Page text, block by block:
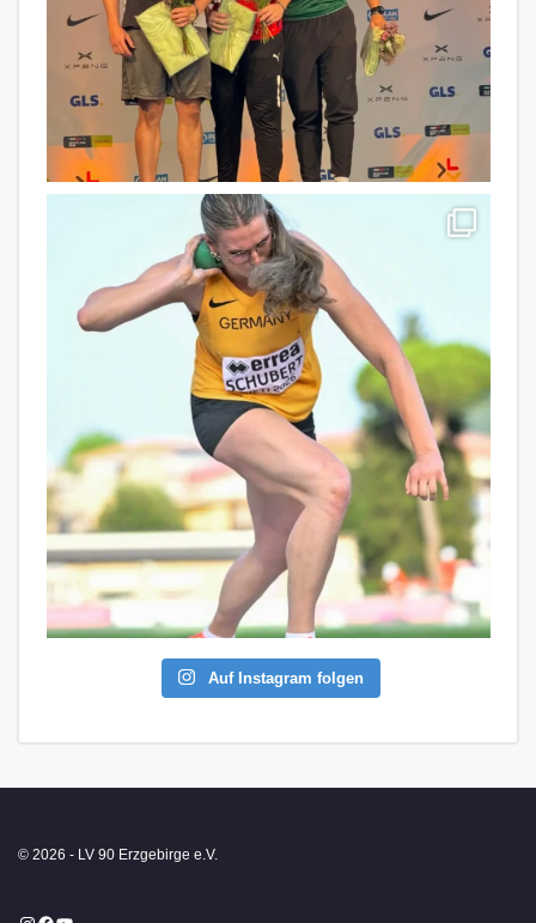
Auf Instagram folgen
© 2026 - LV 90 Erzgebirge e.V.